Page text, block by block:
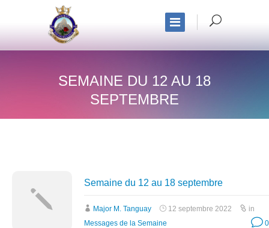
SEMAINE DU 12 AU 18
SEPTEMBRE
Semaine du 12 au 18 septembre
Major M. Tanguay 12 septembre 2022
in
Messages de la Semaine
0